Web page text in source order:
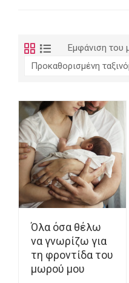
Εμφάνιση του
Όλα όσα θέλω
να γνωρίζω για
τη φροντίδα του
μωρού μου